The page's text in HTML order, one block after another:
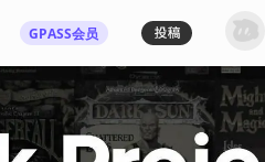
GPASS会员
登录机核你可以：
下载收藏播客节目